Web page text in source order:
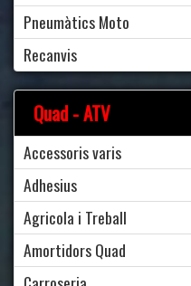
Pneumàtics Moto
Recanvis
Quad - ATV
Accessoris varis
Adhesius
Agricola i Treball
Amortidors Quad